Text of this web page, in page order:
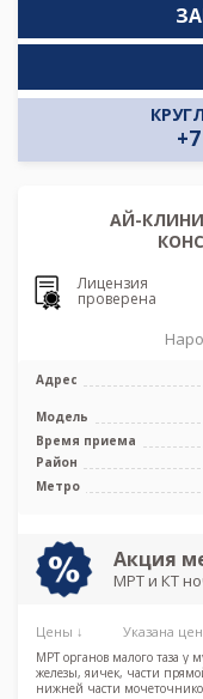
АЙ-
Лицензия
проверена
Адрес
Модель
Время приема
Район
Метро
Акция
МРТ и КТ
Цены ↓ Указана
МРТ органов малого таза
железы, яичек, части
нижней части